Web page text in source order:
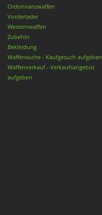
Ordonnanzwaffen
Vorderlader
Westernwaffen
Zubehör
Bekleidung
Waffensuche - Kaufgesuch aufgeben
Waffenverkauf - Verkaufsangebot
aufgeben